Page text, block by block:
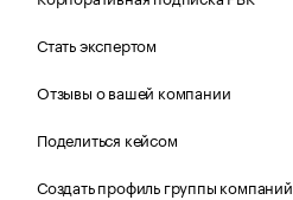
Стать экспертом
Отзывы о вашей компании
Поделиться кейсом
Создать профиль группы компаний